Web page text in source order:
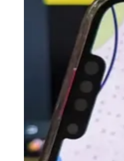
Anuncie Regional
Guia de Empresas
Vagas na Região
Novo
Hub de Negócios
Guia Comercial
Selo Verificado
Portal Educacional
Agenda de Vestibulares
Vagas de Emprego
Concursos
Panorama Econômico
Panorama Econômico